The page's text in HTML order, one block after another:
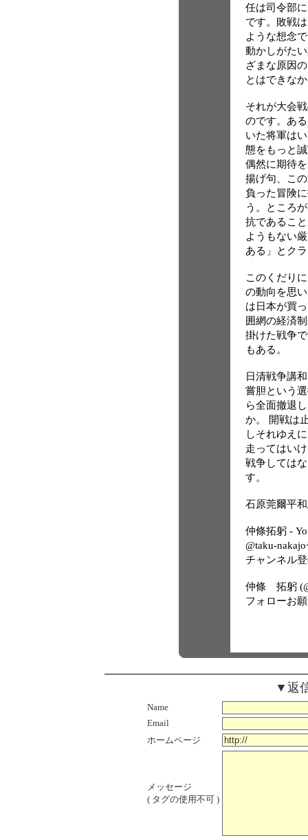
任は司令部
です。敗戦
ような想念
動かしがた
ざまな原因
とはできな
それが大会
のです。あ
いた将軍は
態をもっと
偶然に期待
揚げ句、こ
負った冒険
う。ところ
抗であるこ
ようもない
ある」とク
このくだり
の動向を思
は日本が買
囲網の経済
掛けた戦争
もある。
日清戦争講
嘗胆という
ら全面撤退
か。 開戦は
しそれゆえ
走ってはい
戦争しては
す。
石原莞爾平
仲條拓躬 -
@taku-
チャンネル
仲條 拓躬
フォローお
▼返
Name
Email
ホームページ
メッセージ
( タグの使用不可 )